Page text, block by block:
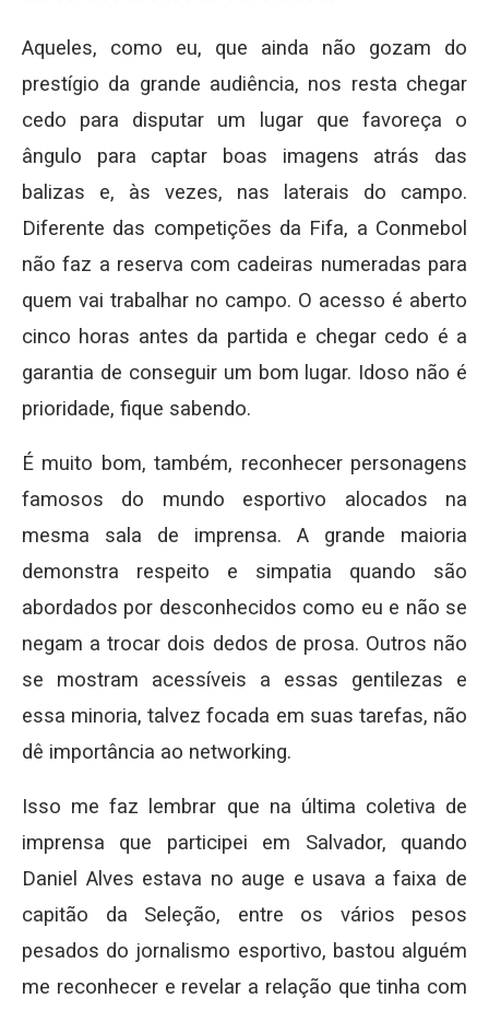
Aqueles, como eu, que ainda não gozam do
prestígio da grande audiência, nos resta chegar
cedo para disputar um lugar que favoreça o
ângulo para captar boas imagens atrás das
balizas e, às vezes, nas laterais do campo.
Diferente das competições da Fifa, a Conmebol
não faz a reserva com cadeiras numeradas para
quem vai trabalhar no campo. O acesso é aberto
cinco horas antes da partida e chegar cedo é a
garantia de conseguir um bom lugar. Idoso não é
prioridade, fique sabendo.
É muito bom, também, reconhecer personagens
famosos do mundo esportivo alocados na
mesma sala de imprensa. A grande maioria
demonstra respeito e simpatia quando são
abordados por desconhecidos como eu e não se
negam a trocar dois dedos de prosa. Outros não
se mostram acessíveis a essas gentilezas e
essa minoria, talvez focada em suas tarefas, não
dê importância ao networking.
Isso me faz lembrar que na última coletiva de
imprensa que participei em Salvador, quando
Daniel Alves estava no auge e usava a faixa de
capitão da Seleção, entre os vários pesos
pesados do jornalismo esportivo, bastou alguém
me reconhecer e revelar a relação que tinha com